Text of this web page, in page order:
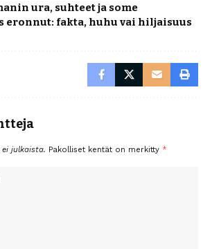
ura, suhteet ja some
eronnut: fakta, huhu vai hiljaisuus
julkaista. Pakolliset kentät on merkitty *